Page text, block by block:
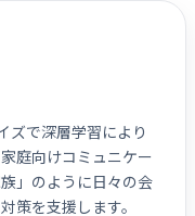
ズで深層学習により
庭向けコミュニケー
」のように日々の会
策を支援します。